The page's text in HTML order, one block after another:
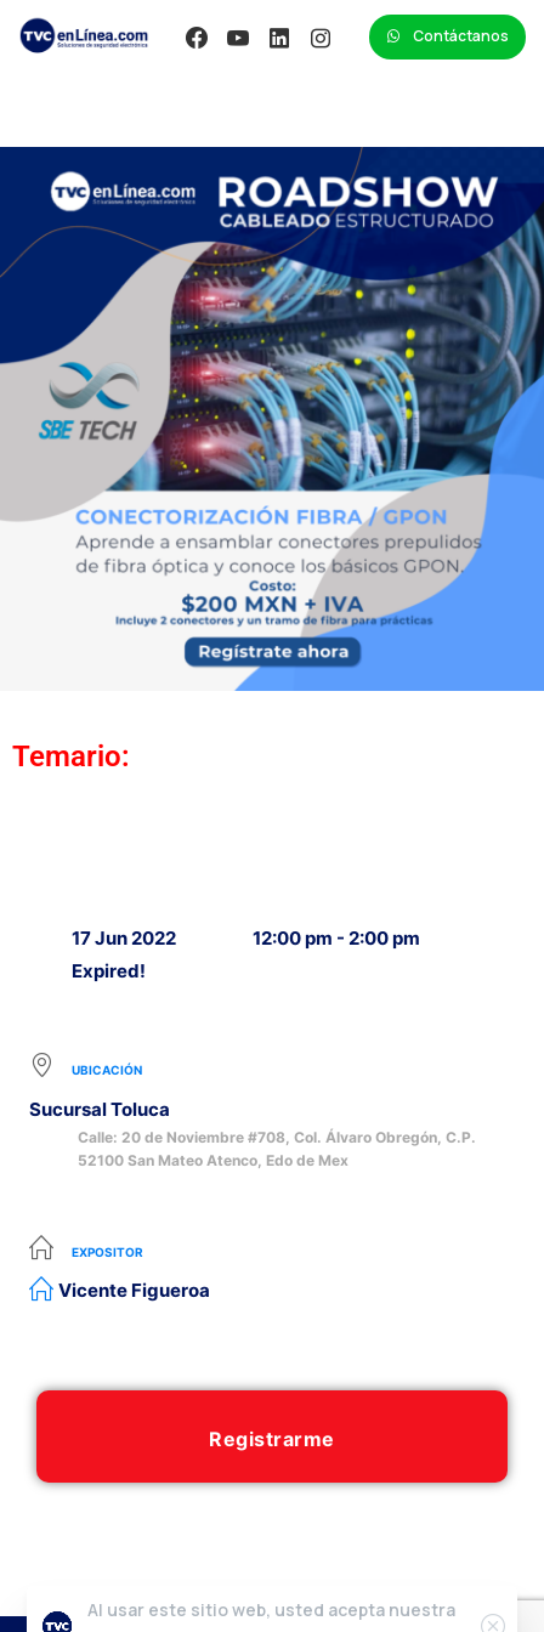
Contáctanos
Temario:
17 Jun 2022
Expired!
12:00 pm - 2:00 pm
UBICACIÓN
Sucursal Toluca
Calle: 20 de Noviembre #708, Col. Álvaro Obregón, C.P.
52100 San Mateo Atenco, Edo de Mex
EXPOSITOR
Vicente Figueroa
Registrarme
Al usar este sitio web, usted acepta nuestra